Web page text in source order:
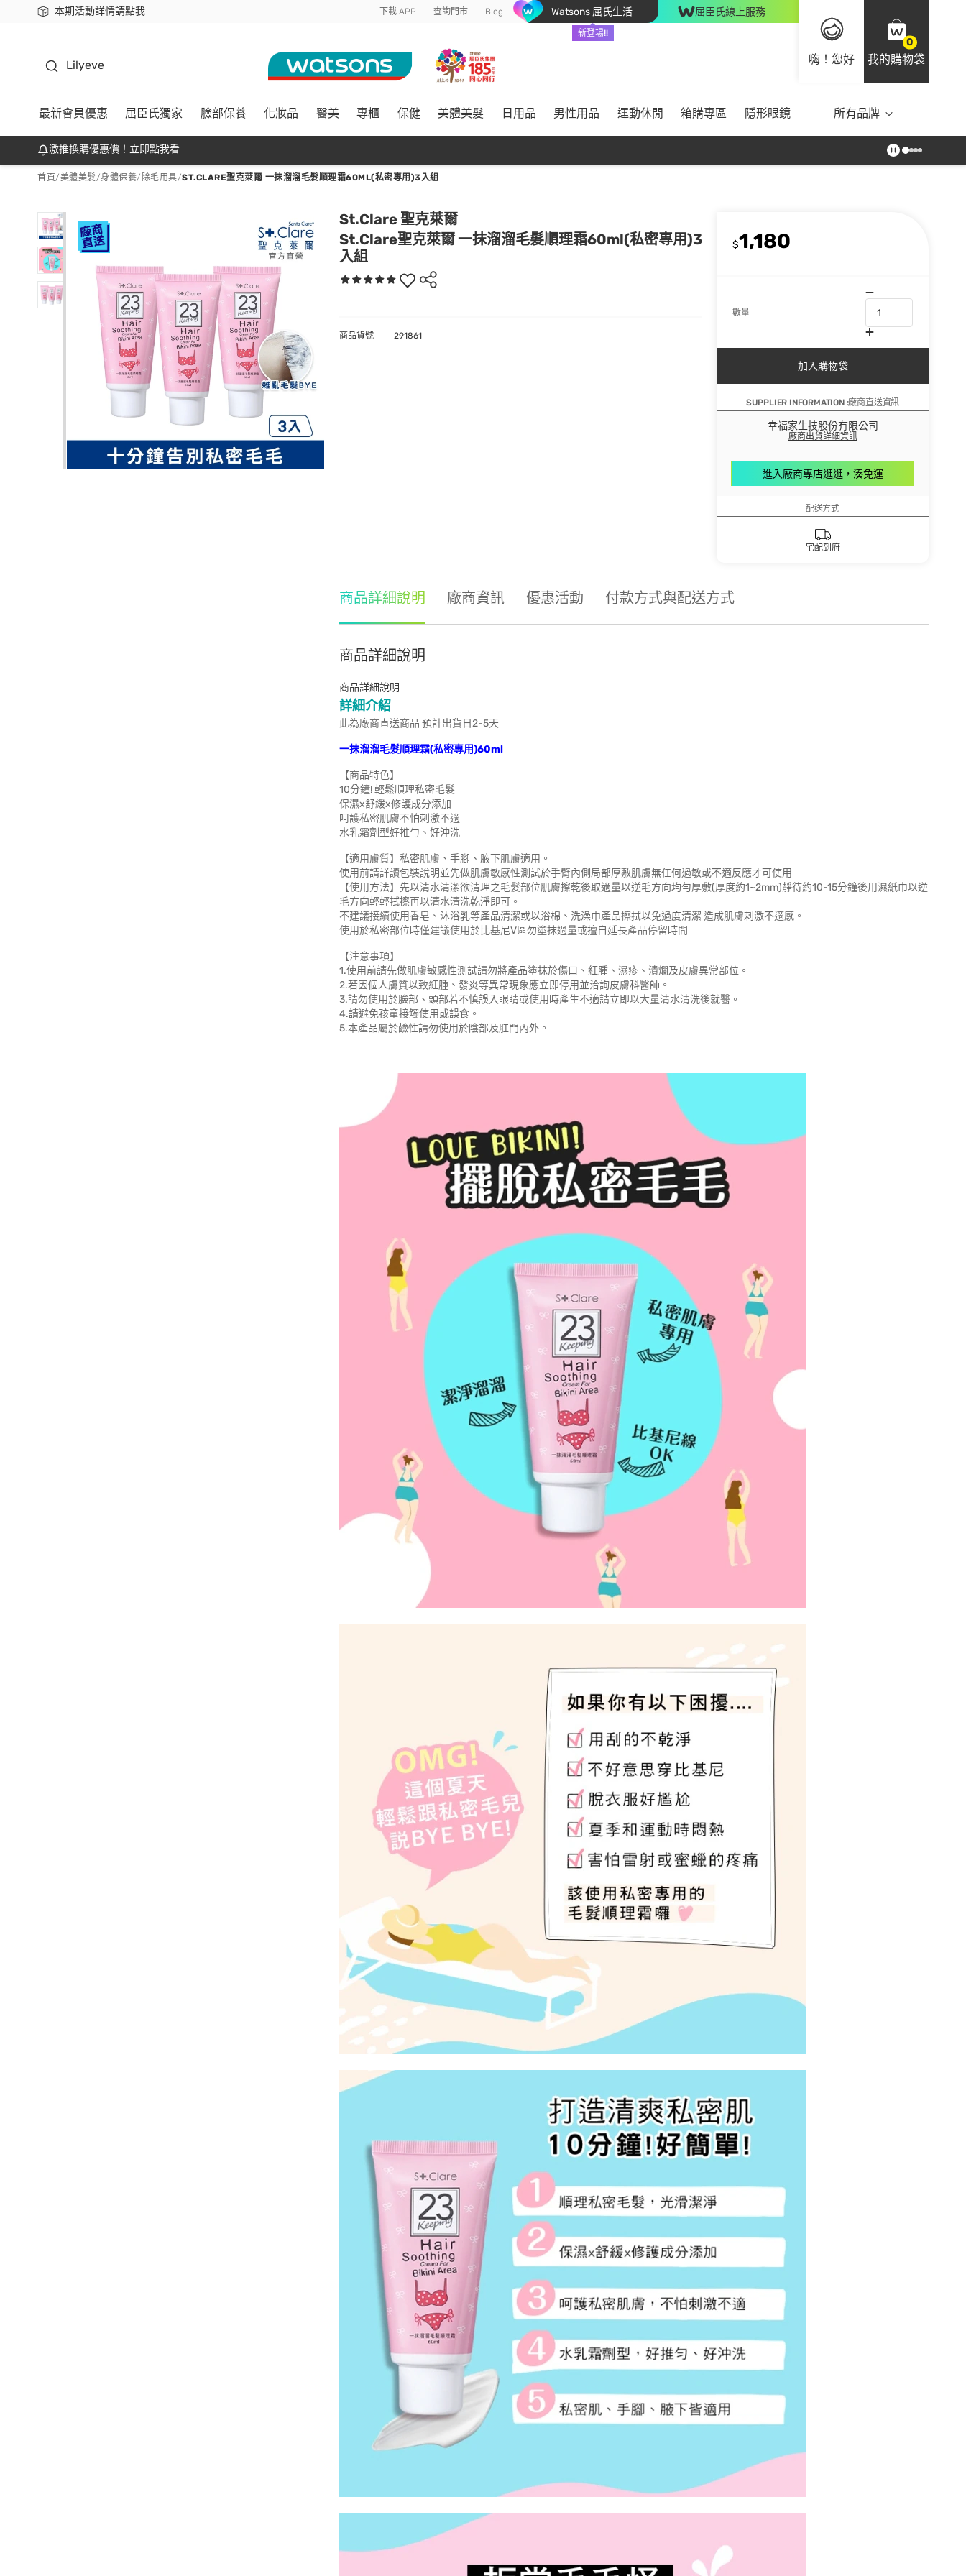
本期活動詳情請點我
下載app最高回饋$350 下載 APP 查詢門市 Blog Watsons 屈氏生活
新登場!!
屈臣氏線上服務
嗨！您好
0
我的購物袋
Lilyeve
最新會員優惠 屈臣氏獨家 臉部保養 化妝品 醫美 專櫃 保健 美體美髮 日用品 男性用品 運動休閒 箱購專區 隱形眼鏡 所有品牌
激推換購優惠價！立即點我看
首頁/美體美髮/身體保養/ 除毛用具/ST.CLARE聖克萊爾 一抹溜溜毛髮順理霜60ML(私密專用)3入組
St.Clare 聖克萊爾
St.Clare聖克萊爾 一抹溜溜毛髮順理霜60ml(私密專用)3
入組
$1,180
數量
加入購物袋
SUPPLIER INFORMATION :廠商直送資訊
幸福家生技股份有限公司
廠商出貨詳細資訊
進入廠商專店逛逛，湊免運
配送方式
宅配到府
商品貨號 291861
商品詳細說明 廠商資訊 優惠活動 付款方式與配送方式
商品詳細說明
商品詳細說明
詳細介紹
此為廠商直送商品 預計出貨日2-5天
一抹溜溜毛髮順理霜(私密專用)60ml
【商品特色】
10分鐘! 輕鬆順理私密毛髮
保濕x舒緩x修護成分添加
呵護私密肌膚不怕刺激不適
水乳霜劑型好推勻、好沖洗
【適用膚質】私密肌膚、手腳、腋下肌膚適用。
使用前請詳讀包裝說明並先做肌膚敏感性測試於手臂內側局部厚敷肌膚無任何過敏或不適反應才可使用
【使用方法】先以清水清潔欲清理之毛髮部位肌膚擦乾後取適量以逆毛方向均勻厚敷(厚度約1~2mm)靜待約10-15分鐘後用濕紙巾以逆
毛方向輕輕拭擦再以清水清洗乾淨即可。
不建議接續使用香皂、沐浴乳等產品清潔或以浴棉、洗澡巾產品擦拭以免過度清潔 造成肌膚刺激不適感。
使用於私密部位時僅建議使用於比基尼V區勿塗抹過量或擅自延長產品停留時間
【注意事項】
1.使用前請先做肌膚敏感性測試請勿將產品塗抹於傷口、紅腫、濕疹、潰爛及皮膚異常部位。
2.若因個人膚質以致紅腫、發炎等異常現象應立即停用並洽詢皮膚科醫師。
3.請勿使用於臉部、頭部若不慎誤入眼睛或使用時產生不適請立即以大量清水清洗後就醫。
4.請避免孩童接觸使用或誤食。
5.本產品屬於鹼性請勿使用於陰部及肛門內外。